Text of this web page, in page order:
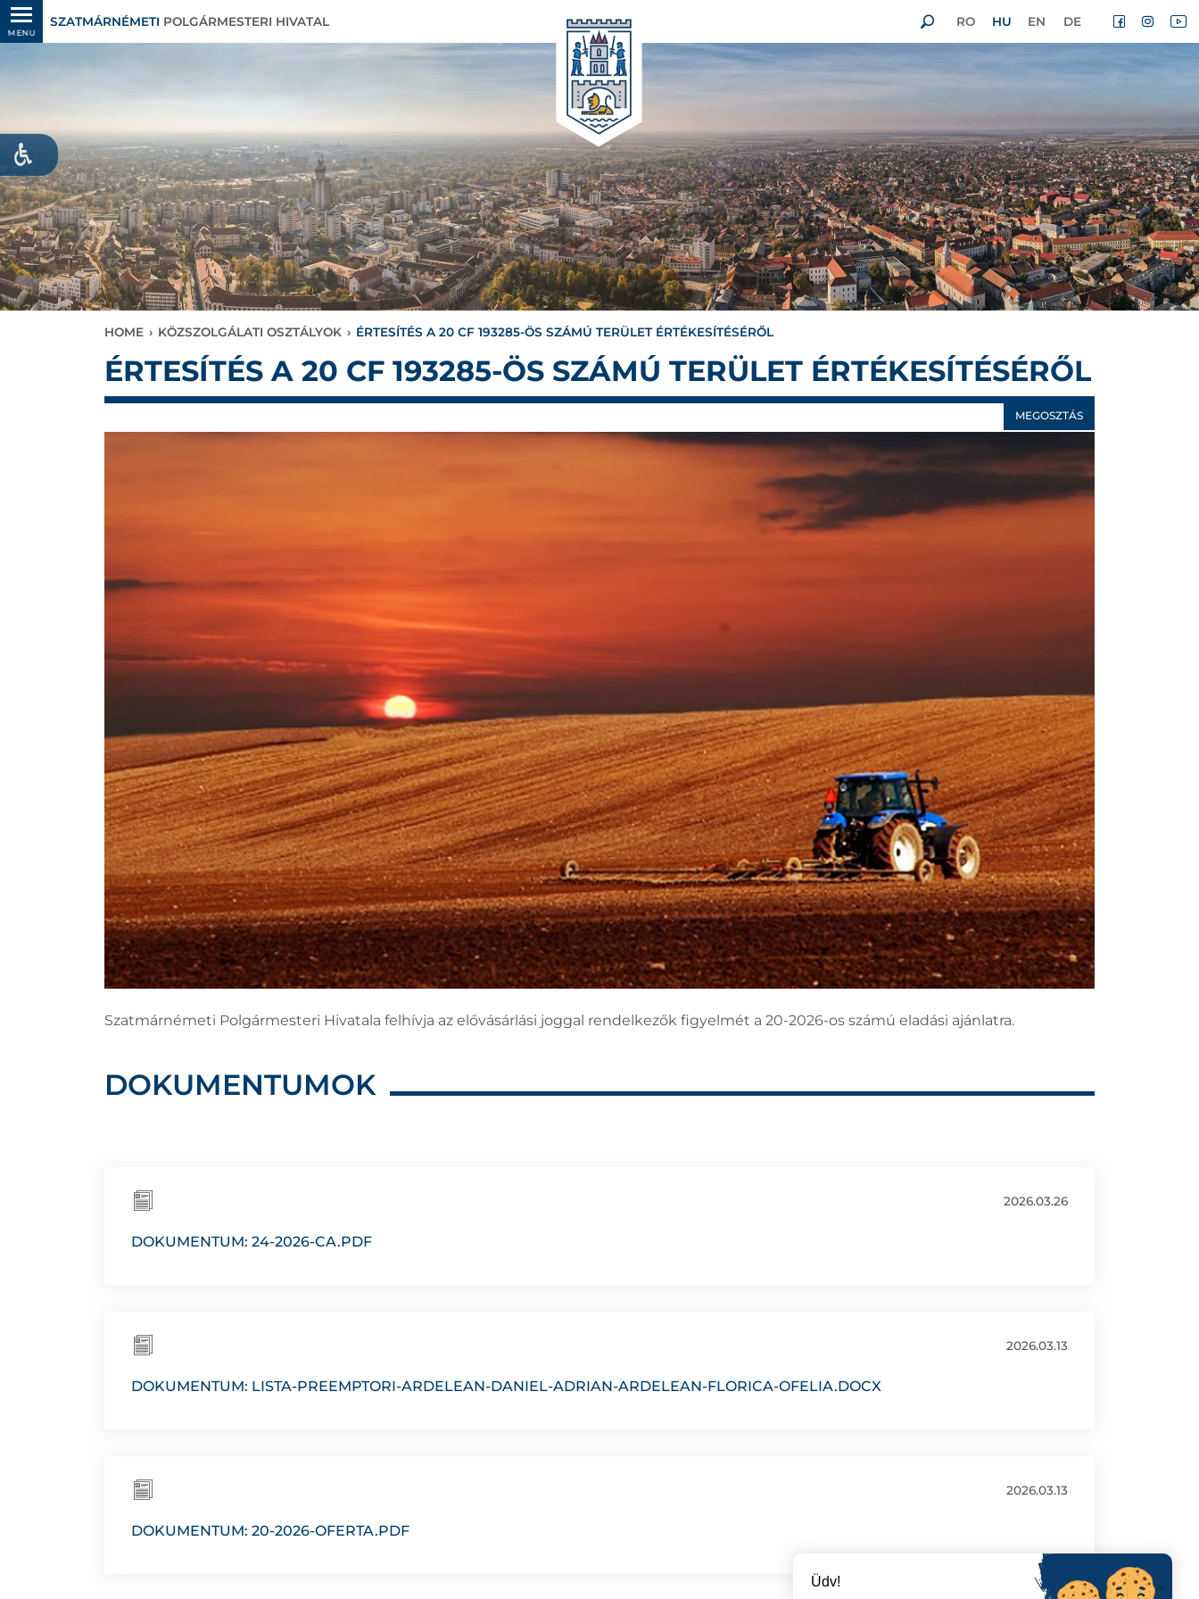
MENU
SZATMÁRNÉMETI POLGÁRMESTERI HIVATAL RO HU EN DE
HOME › KÖZSZOLGÁLATI OSZTÁLYOK › ÉRTESÍTÉS A 20 CF 193285-ÖS SZÁMÚ TERÜLET ÉRTÉKESÍTÉSÉRŐL
ÉRTESÍTÉS A 20 CF 193285-ÖS SZÁMÚ TERÜLET ÉRTÉKESÍTÉSÉRŐL
MEGOSZTÁS
Szatmárnémeti Polgármesteri Hivatala felhívja az elővásárlási joggal rendelkezők figyelmét a 20-2026-os számú eladási ajánlatra.
DOKUMENTUMOK
2026.03.26
DOKUMENTUM: 24-2026-CA.PDF
2026.03.13
DOKUMENTUM: LISTA-PREEMPTORI-ARDELEAN-DANIEL-ADRIAN-ARDELEAN-FLORICA-OFELIA.DOCX
2026.03.13
DOKUMENTUM: 20-2026-OFERTA.PDF
Üdv!